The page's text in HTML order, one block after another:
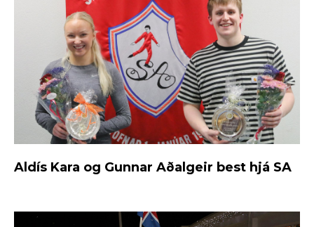
Aldís Kara og Gunnar Aðalgeir best hjá SA